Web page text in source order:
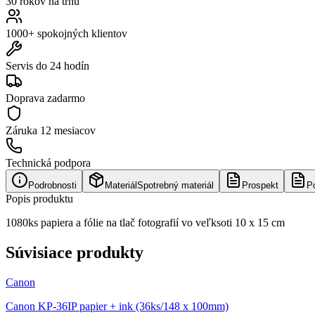
1000+ spokojných klientov
Servis do 24 hodín
Doprava zadarmo
Záruka 12 mesiacov
Technická podpora
Podrobnosti Materiál Spotrebný materiál Prospekt
Popis produktu
1080ks papiera a fólie na tlač fotografií vo veľksoti 10 x 15 cm
Súvisiace produkty
Canon
Canon KP-36IP papier + ink (36ks/148 x 100mm)